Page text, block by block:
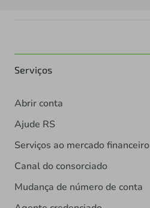
Serviços
Abrir conta
Ajude RS
Serviços ao mercado financeiro
Canal do consorciado
Mudança de número de conta